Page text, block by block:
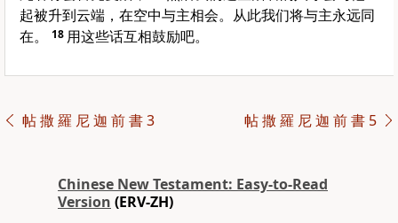
起被升到云端，在空中与主相会。从此我们将与主永远同
在。
18 用这些话互相鼓励吧。
帖 撒 羅 尼 迦 前 書 3 帖 撒 羅 尼 迦 前 書 5
Chinese New Testament: Easy-to-Read
Version (ERV-ZH)